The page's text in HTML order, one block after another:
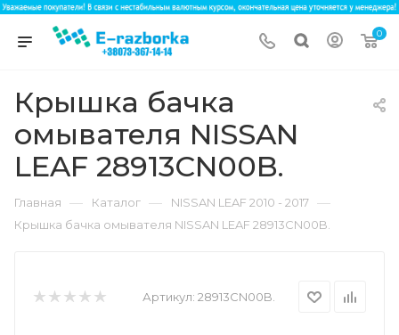
0
Крышка бачка
омывателя NISSAN
LEAF 28913CN00B.
Главная — Каталог — NISSAN LEAF 2010 - 2017 —
Крышка бачка омывателя NISSAN LEAF 28913CN00B.
Артикул: 28913CN00B.